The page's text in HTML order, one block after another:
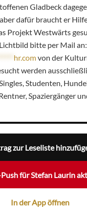
Gladbeck
dafür braucht er
Projekt Westwärts
bitte per Mail
hr.comvon der
werden
Studenten,
Spaziergänger
zur Leseliste
für Stefan Laurin
In der App öffnen